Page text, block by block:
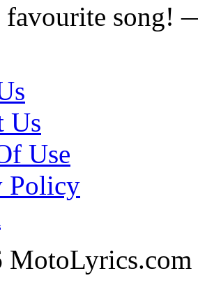
favourite song!
Us
Use
Policy